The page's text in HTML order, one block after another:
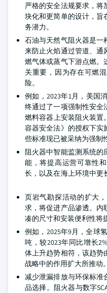
严格的安全法规要求，将
块化和更简单的设计，旨
务潜力。
石油与天然气阻火器是一
来防止火焰通过管道、通
燃气体或蒸气下游点燃。
关重要，因为存在可燃
险。
例如，2023年1月，美国
终通过了一项强制性安全
燃料容器上安装阻火装置
容器安全法》的授权下实
些标准现已被采纳为强制
阻火器中智能监测系统的
能，将提高运营可靠性
长，以及在海上环境中更
页岩气勘探活动的扩大
求，将促进产品渗透。内
凑的尺寸和安装便利性将
例如，2025年9月，全球
吨，较2023年同比增长
体上升趋势相符，该趋势
战略中的作用扩大所推动。
减少泄漏排放与环保标准
品选择。阻火器与数字